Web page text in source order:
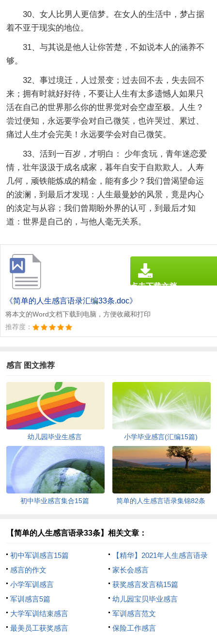
30、女人比男人更信梦。在女人的生活中，梦占据
着不亚于现实的地位。
31、与其说是他人让你苦楚，不如说本人的涵养不
够。
32、事过境迁，人过景变；过去回不去，失去回不
来；拥有时就好好待，不要让人生有太多遗憾人如果只
活在自己的世界那么你的世界觉对会空虚至极。人生？
尝过便知，永远要学会对自己微笑，也许哭过、累过、
痛过人生才会完美！永远要学会对自己微笑。
33、活到一百岁，才明白： 少年贪玩，青年迷恋爱
情，壮年汲汲于成名成家，暮年自安于自欺欺人。人寿
几何，顽铁能炼成的精金，能有多少？我们曾渴望命运
的波澜，到最后才发现：人生最曼妙的风景，竟是内心
的淡定与从容；我们曾期盼外界的认可，到最后才知
道：世界是自己的，与他人毫无关系。
《简单的人生感言语录汇编33条.doc》
将本文的Word文档下载到电脑，方便收藏和打印
推荐度：
点击下载文档
文档为doc格式
感言 图文推荐
幼儿园毕业生感言 小学毕业感言(汇编15篇)
初中毕业感言集合15篇 简单的人生感言语录集锦82条
【简单的人生感言语录33条】相关文章：
初中军训感言15篇
【精华】2021年人生感言语录
汇总92条
感言的作文
家长会感言
小学军训感言
获奖感言发言稿15篇
军训感言5篇
幼儿园宝贝毕业感言
大学军训结束感言
军训感言范文
最美员工获奖感言
保险工作感言